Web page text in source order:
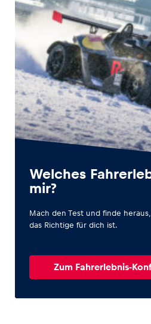
Welches
mir?
Mach den Test und finde
das Richtige für dich ist.
Zum Fahrerlebnis-